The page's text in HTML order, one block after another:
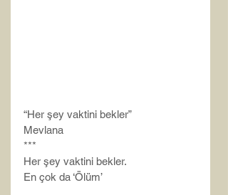
“Her şey vaktini bekler”
Mevlana
***
Her şey vaktini bekler.
En çok da ‘Ölüm’